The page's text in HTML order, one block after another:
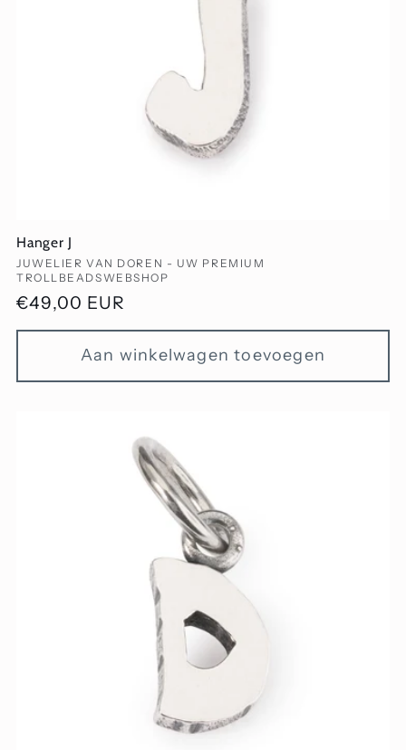
Hanger J
Verkoper:
JUWELIER VAN DOREN - UW PREMIUM
TROLLBEADSWEBSHOP
Normale
prijs
€49,00 EUR
Aan winkelwagen toevoegen